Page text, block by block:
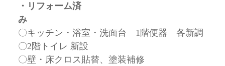
・リフォーム済
〇キッチン・浴室・洗面台 1階便器 各新調
〇2階トイレ 新設
〇壁・床クロス貼替、塗装補修